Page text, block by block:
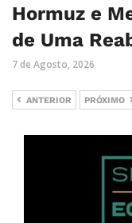
Hormuz e
de Uma
7 de Agosto, 2026
ANTERIOR PRÓXIMO